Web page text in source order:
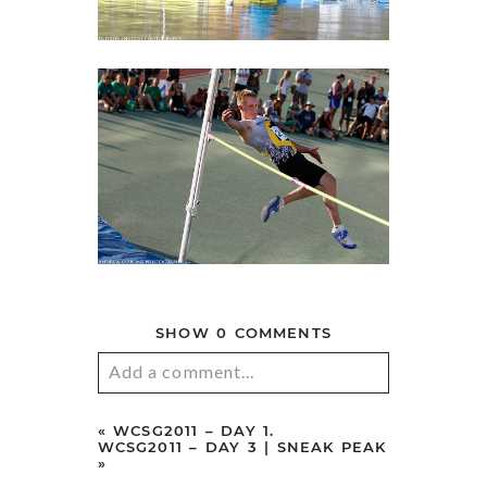
SHOW0 COMMENTS
Add a comment...
« WCSG2011 – DAY 1.
WCSG2011 – DAY 3 | SNEAK PEAK
»